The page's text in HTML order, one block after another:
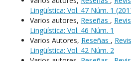
Lingüística: Vol. 47 Núm. 1
Varios autores, Reseñas ,
Lingüística: Vol. 46 Núm. 1
Varios Autores, Reseñas ,
Lingüística: Vol. 42 Núm. 2